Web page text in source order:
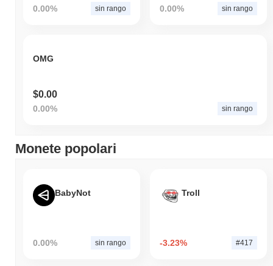
0.00% sin rango 0.00% sin rango
OMG
$0.00
0.00% sin rango
Monete popolari
BabyNot
0.00% sin rango
Troll
-3.23% #417